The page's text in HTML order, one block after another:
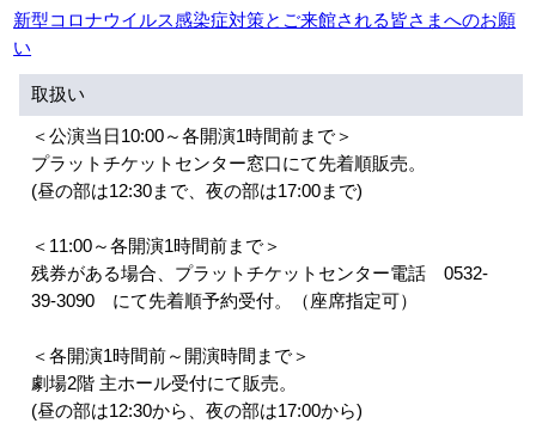
サービス
座席表 月間スケジュール
プラットニュース
新型コロナウイルス感染症対策とご来館される皆さまへのお願
い
取扱い
＜公演当日10:00～各開演1時間前まで＞
プラットチケットセンター窓口にて先着順販売。
(昼の部は12:30まで、夜の部は17:00まで)
＜11:00～各開演1時間前まで＞
残券がある場合、プラットチケットセンター電話 0532-
39-3090 にて先着順予約受付。（座席指定可）
＜各開演1時間前～開演時間まで＞
劇場2階 主ホール受付にて販売。
(昼の部は12:30から、夜の部は17:00から)
関連団体・施設